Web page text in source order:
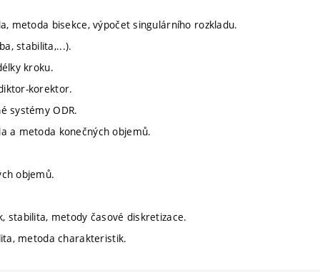
metoda bisekce, výpočet singulárního rozkladu.
stabilita,...).
kroku.
korektor.
systémy ODR.
a metoda konečných objemů.
objemů.
stabilita, metody časové diskretizace.
metoda charakteristik.